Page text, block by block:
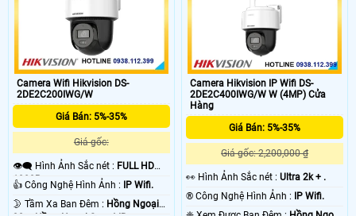
Camera Wifi Hikvision DS-
2DE2C200IWG/W
Giá Bán: 5%-35%
Giá gốc:
👁️‍🗨 Hình Ảnh Sắc nét : FULL HD
1080P .
👍 Công Nghệ Hình Ảnh : IP Wifi.
🌛 Tầm Xa Ban Đêm : Hồng Ngoại
Camera Hikvision IP Wifi DS-
2DE2C400IWG/W W (4MP) Cửa
Hàng
Giá Bán: 5%-35%
Giá gốc: 2,200,000 ₫
️👀 Hình Ảnh Sắc nét :Ultra 2k + .
®️ Công Nghệ Hình Ảnh : IP Wifi.